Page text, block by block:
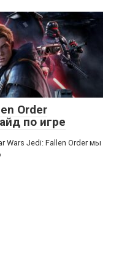
Order
по игре
Wars Jedi: Fallen Order мы